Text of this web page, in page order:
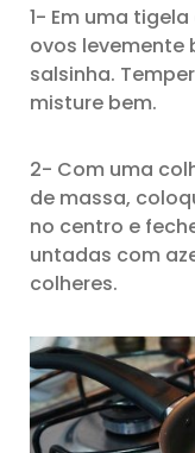
1- Em uma
ovos levemente
salsinha.
misture bem.
2- Com uma
de massa,
no centro e
untadas com
colheres.